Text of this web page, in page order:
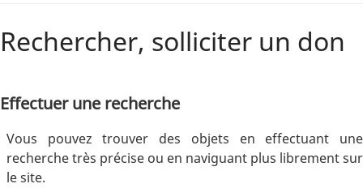
Rechercher, solliciter un don
Effectuer une recherche
Vous pouvez trouver des objets en effectuant une
recherche très précise ou en naviguant plus librement sur
le site.